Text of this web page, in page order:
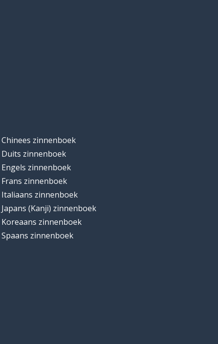
Chinees zinnenboek
Duits zinnenboek
Engels zinnenboek
Frans zinnenboek
Italiaans zinnenboek
Japans (Kanji) zinnenboek
Koreaans zinnenboek
Spaans zinnenboek